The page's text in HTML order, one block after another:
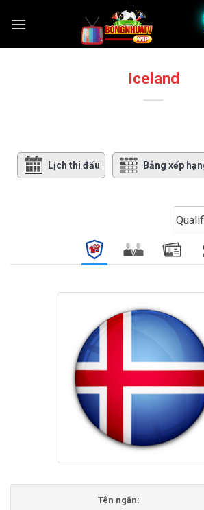
Iceland
Lịch thi đấu Bảng xếp
Tên ngắn: